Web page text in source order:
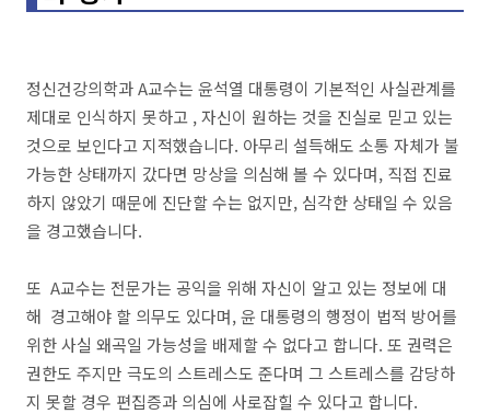
정신건강의학과 A교수는 윤석열 대통령이 기본적인 사실관계를
제대로 인식하지 못하고 , 자신이 원하는 것을 진실로 믿고 있는
것으로 보인다고 지적했습니다. 아무리 설득해도 소통 자체가 불
가능한 상태까지 갔다면 망상을 의심해 볼 수 있다며, 직접 진료
하지 않았기 때문에 진단할 수는 없지만, 심각한 상태일 수 있음
을 경고했습니다.
또 A교수는 전문가는 공익을 위해 자신이 알고 있는 정보에 대
해 경고해야 할 의무도 있다며, 윤 대통령의 행정이 법적 방어를
위한 사실 왜곡일 가능성을 배제할 수 없다고 합니다. 또 권력은
권한도 주지만 극도의 스트레스도 준다며 그 스트레스를 감당하
지 못할 경우 편집증과 의심에 사로잡힐 수 있다고 합니다.